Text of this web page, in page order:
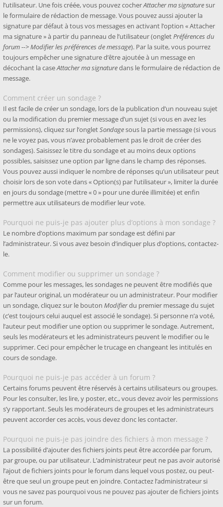
l’utilisateur. Une fois créée, vous pouvez cocherAttacher ma signaturesur
le formulaire de rédaction de message. Vous pouvez aussi ajouter la
signature par défaut à tous vos messages en activant l’option « Attacher
ma signature » à partir du panneau de l’utilisateur (ongletPréférences du
forum --> Modifier les préférences de message). Par la suite, vous pourrez
toujours empêcher une signature d’être ajoutée à un message en
décochant la caseAttacher ma signaturedans le formulaire de rédaction de
message.
Comment créer un sondage ?
Il est facile de créer un sondage, lors de la publication d’un nouveau sujet
ou la modification du premier message d’un sujet (si vous en avez les
permissions), cliquez sur l’ongletSondagesous la partie message (si vous
ne le voyez pas, vous n’avez probablement pas le droit de créer des
sondages). Saisissez le titre du sondage et au moins deux options
possibles, saisissez une option par ligne dans le champ des réponses.
Vous pouvez aussi indiquer le nombre de réponses qu’un utilisateur peut
choisir lors de son vote dans « Option(s) par l’utilisateur », limiter la durée
en jours du sondage (mettre « 0 » pour une durée illimitée) et enfin
permettre aux utilisateurs de modifier leur vote.
Pourquoi ne puis-je pas ajouter plus d’options à mon sondage ?
Le nombre d’options maximum par sondage est défini par
l’administrateur. Si vous avez besoin d’indiquer plus d’options, contactez-
le.
Comment modifier ou supprimer un sondage ?
Comme pour les messages, les sondages ne peuvent être modifiés que
par l’auteur original, un modérateur ou un administrateur. Pour modifier
un sondage, cliquez sur le bouton Modifierdu premier message du sujet
(c’est toujours celui auquel est associé le sondage). Si personne n’a voté,
l’auteur peut modifier une option ou supprimer le sondage. Autrement,
seuls les modérateurs et les administrateurs peuvent le modifier ou le
supprimer. Ceci pour empêcher le trucage en changeant les intitulés en
cours de sondage.
Pourquoi ne puis-je pas accéder à un forum ?
Certains forums peuvent être réservés à certains utilisateurs ou groupes.
Pour les consulter, les lire, y poster, etc., vous devez avoir les permissions
s’y rapportant. Seuls les modérateurs de groupes et les administrateurs
peuvent accorder ces accès, vous devez donc les contacter.
Pourquoi ne puis-je pas joindre des fichiers à mon message ?
La possibilité d’ajouter des fichiers joints peut être accordée par forum,
par groupe, ou par utilisateur. L’administrateur peut ne pas avoir autorisé
l’ajout de fichiers joints pour le forum dans lequel vous postez, ou peut-
être que seul un groupe peut en joindre. Contactez l’administrateur si
vous ne savez pas pourquoi vous ne pouvez pas ajouter de fichiers joints
sur un forum.